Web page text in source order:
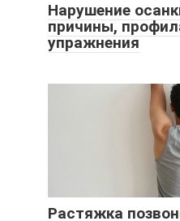
Нарушение
причины,
упражнения
Растяжка